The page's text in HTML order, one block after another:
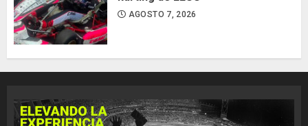
AGOSTO 7, 2026